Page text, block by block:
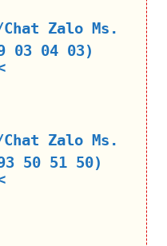
Zalo Ms.
03 04 03)
Zalo Ms.
50 51 50)